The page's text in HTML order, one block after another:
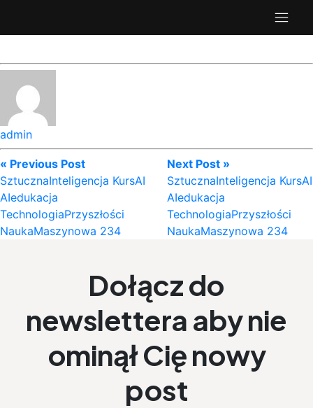
admin
« Previous Post
SztucznaInteligencja KursAI
AIedukacja
TechnologiaPrzyszłości
NaukaMaszynowa 234
Next Post »
SztucznaInteligencja KursAI
AIedukacja
TechnologiaPrzyszłości
NaukaMaszynowa 234
Dołącz do
newslettera aby nie
ominął Cię nowy
post